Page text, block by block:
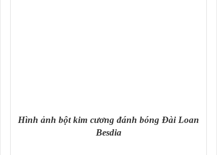
Hình ảnh bột kim cương đánh bóng Đài Loan
Besdia